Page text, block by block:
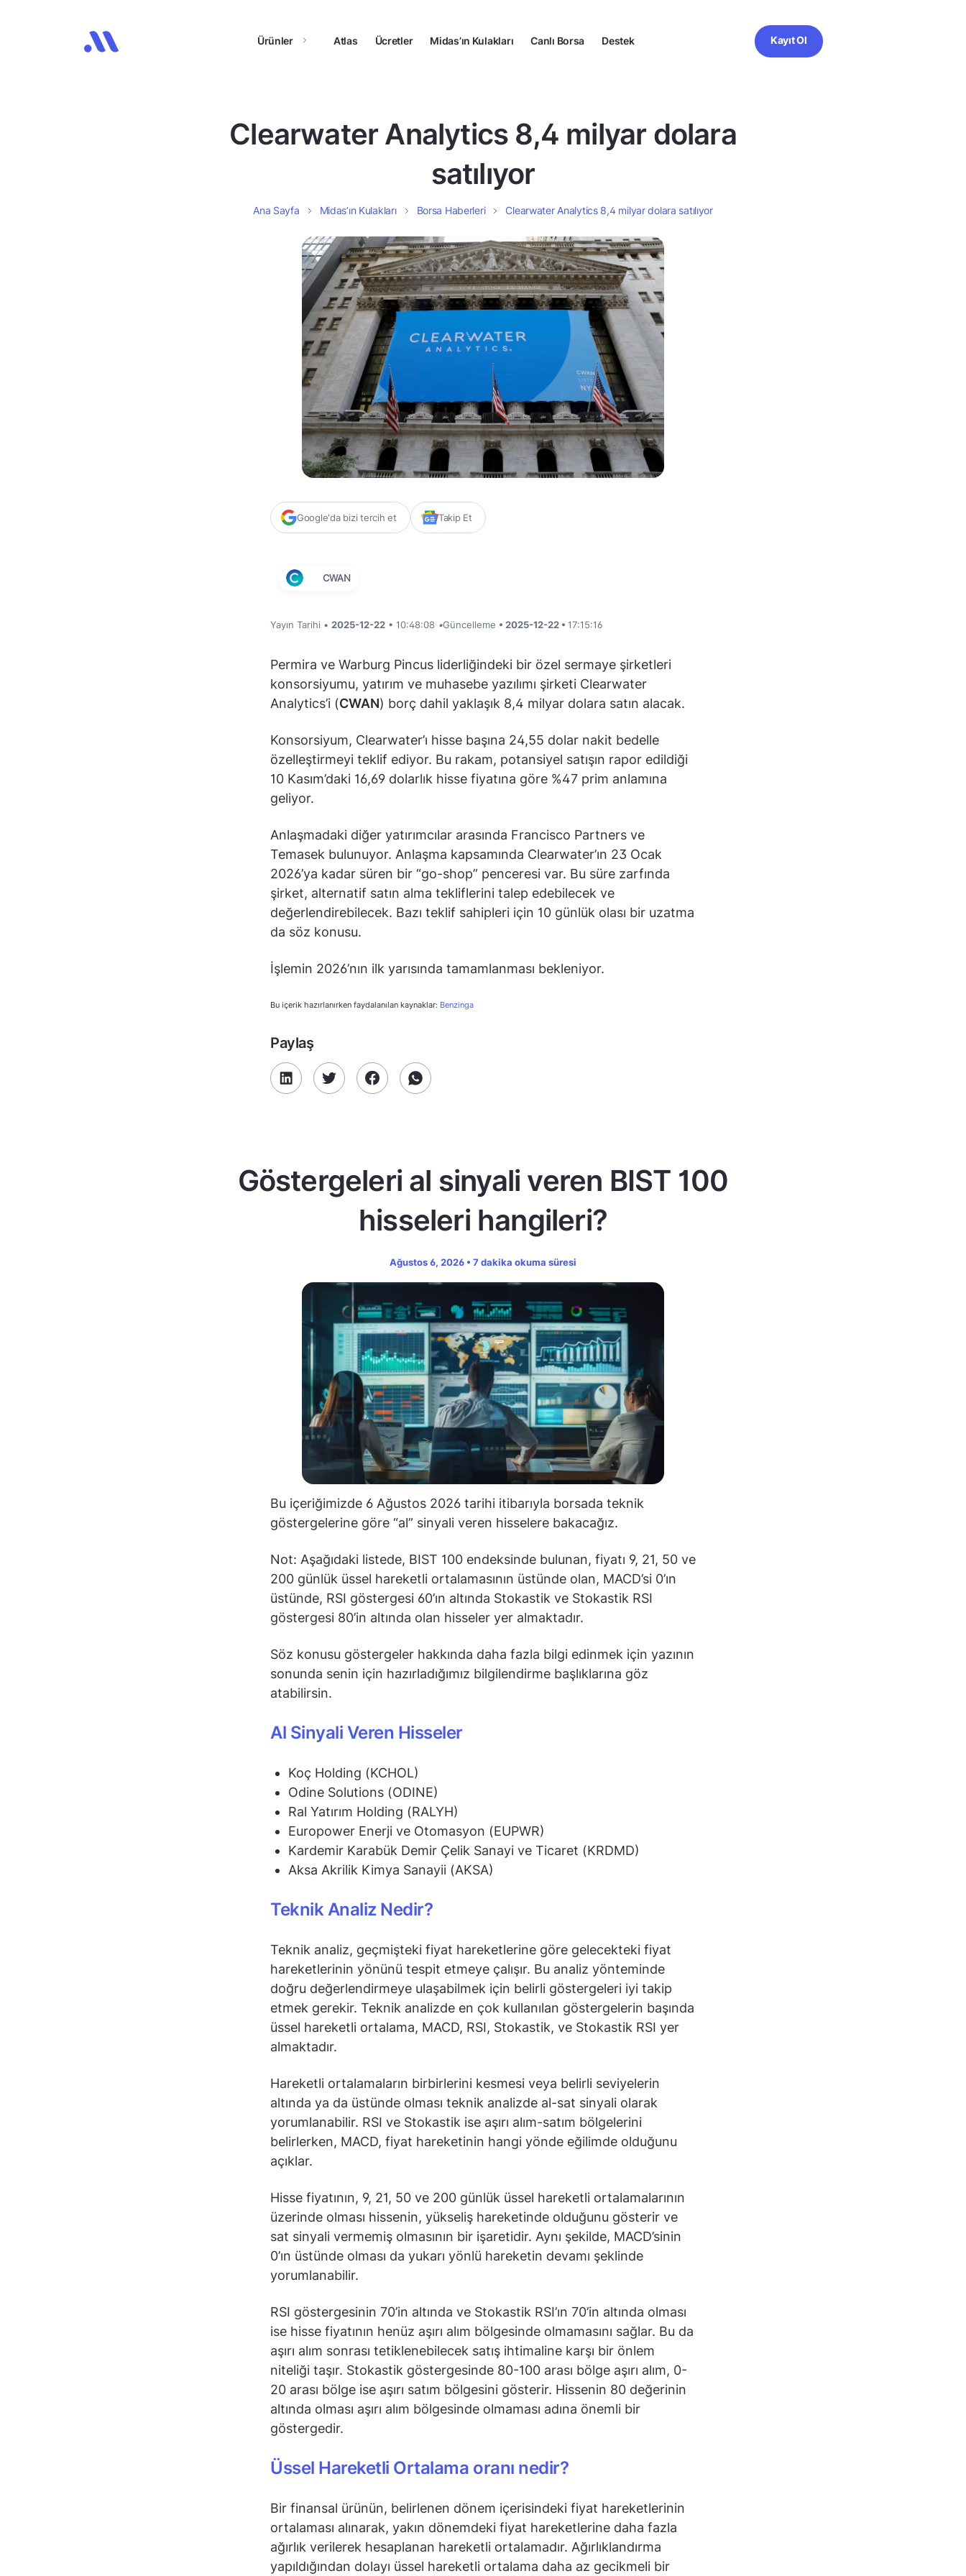
Ürünler Atlas Ücretler Midas’ın Kulakları Canlı Borsa Destek Kayıt Ol
Clearwater Analytics 8,4 milyar dolara
satılıyor
Ana Sayfa Midas’ın Kulakları Borsa Haberleri Clearwater Analytics 8,4 milyar dolara satılıyor
Google'da bizi tercih et Takip Et
CWAN
Yayın Tarihi • 2025-12-22 • 10:48:08 •Güncelleme • 2025-12-22 • 17:15:16
Permira ve Warburg Pincus liderliğindeki bir özel sermaye şirketleri
konsorsiyumu, yatırım ve muhasebe yazılımı şirketi Clearwater
Analytics’i (CWAN) borç dahil yaklaşık 8,4 milyar dolara satın alacak.
Konsorsiyum, Clearwater’ı hisse başına 24,55 dolar nakit bedelle
özelleştirmeyi teklif ediyor. Bu rakam, potansiyel satışın rapor edildiği
10 Kasım’daki 16,69 dolarlık hisse fiyatına göre %47 prim anlamına
geliyor.
Anlaşmadaki diğer yatırımcılar arasında Francisco Partners ve
Temasek bulunuyor. Anlaşma kapsamında Clearwater’ın 23 Ocak
2026’ya kadar süren bir “go-shop” penceresi var. Bu süre zarfında
şirket, alternatif satın alma tekliflerini talep edebilecek ve
değerlendirebilecek. Bazı teklif sahipleri için 10 günlük olası bir uzatma
da söz konusu.
İşlemin 2026’nın ilk yarısında tamamlanması bekleniyor.
Bu içerik hazırlanırken faydalanılan kaynaklar: Benzinga
Paylaş
Göstergeleri al sinyali veren BIST 100
hisseleri hangileri?
Ağustos 6, 2026 • 7 dakika okuma süresi
Bu içeriğimizde 6 Ağustos 2026 tarihi itibarıyla borsada teknik
göstergelerine göre “al” sinyali veren hisselere bakacağız.
Not: Aşağıdaki listede, BIST 100 endeksinde bulunan, fiyatı 9, 21, 50 ve
200 günlük üssel hareketli ortalamasının üstünde olan, MACD’si 0’ın
üstünde, RSI göstergesi 60’ın altında Stokastik ve Stokastik RSI
göstergesi 80’in altında olan hisseler yer almaktadır.
Söz konusu göstergeler hakkında daha fazla bilgi edinmek için yazının
sonunda senin için hazırladığımız bilgilendirme başlıklarına göz
atabilirsin.
Al Sinyali Veren Hisseler
Koç Holding (KCHOL)
Odine Solutions (ODINE)
Ral Yatırım Holding (RALYH)
Europower Enerji ve Otomasyon (EUPWR)
Kardemir Karabük Demir Çelik Sanayi ve Ticaret (KRDMD)
Aksa Akrilik Kimya Sanayii (AKSA)
Teknik Analiz Nedir?
Teknik analiz, geçmişteki fiyat hareketlerine göre gelecekteki fiyat
hareketlerinin yönünü tespit etmeye çalışır. Bu analiz yönteminde
doğru değerlendirmeye ulaşabilmek için belirli göstergeleri iyi takip
etmek gerekir. Teknik analizde en çok kullanılan göstergelerin başında
üssel hareketli ortalama, MACD, RSI, Stokastik, ve Stokastik RSI yer
almaktadır.
Hareketli ortalamaların birbirlerini kesmesi veya belirli seviyelerin
altında ya da üstünde olması teknik analizde al-sat sinyali olarak
yorumlanabilir. RSI ve Stokastik ise aşırı alım-satım bölgelerini
belirlerken, MACD, fiyat hareketinin hangi yönde eğilimde olduğunu
açıklar.
Hisse fiyatının, 9, 21, 50 ve 200 günlük üssel hareketli ortalamalarının
üzerinde olması hissenin, yükseliş hareketinde olduğunu gösterir ve
sat sinyali vermemiş olmasının bir işaretidir. Aynı şekilde, MACD’sinin
0’ın üstünde olması da yukarı yönlü hareketin devamı şeklinde
yorumlanabilir.
RSI göstergesinin 70’in altında ve Stokastik RSI’ın 70’in altında olması
ise hisse fiyatının henüz aşırı alım bölgesinde olmamasını sağlar. Bu da
aşırı alım sonrası tetiklenebilecek satış ihtimaline karşı bir önlem
niteliği taşır. Stokastik göstergesinde 80-100 arası bölge aşırı alım, 0-
20 arası bölge ise aşırı satım bölgesini gösterir. Hissenin 80 değerinin
altında olması aşırı alım bölgesinde olmaması adına önemli bir
göstergedir.
Üssel Hareketli Ortalama oranı nedir?
Bir finansal ürünün, belirlenen dönem içerisindeki fiyat hareketlerinin
ortalaması alınarak, yakın dönemdeki fiyat hareketlerine daha fazla
ağırlık verilerek hesaplanan hareketli ortalamadır. Ağırlıklandırma
yapıldığından dolayı üssel hareketli ortalama daha az gecikmeli bir